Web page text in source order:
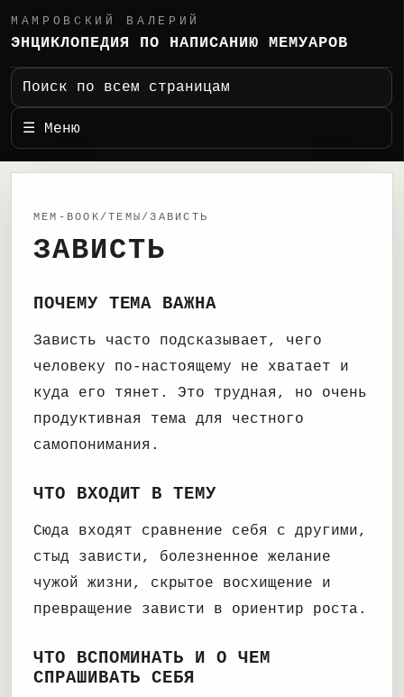
МАМРОВСКИЙ ВАЛЕРИЙ
ЭНЦИКЛОПЕДИЯ ПО НАПИСАНИЮ МЕМУАРОВ
Поиск по всем страницам
☰ Меню
MEM-BOOK/ТЕМЫ/ЗАВИСТЬ
ЗАВИСТЬ
ПОЧЕМУ ТЕМА ВАЖНА
Зависть часто подсказывает, чего
человеку по-настоящему не хватает и
куда его тянет. Это трудная, но очень
продуктивная тема для честного
самопонимания.
ЧТО ВХОДИТ В ТЕМУ
Сюда входят сравнение себя с другими,
стыд зависти, болезненное желание
чужой жизни, скрытое восхищение и
превращение зависти в ориентир роста.
ЧТО ВСПОМИНАТЬ И О ЧЕМ
СПРАШИВАТЬ СЕБЯ